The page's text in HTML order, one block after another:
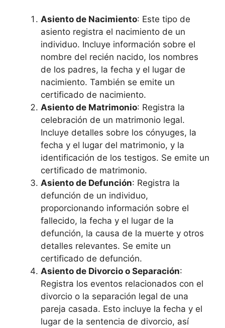
Asiento de Nacimiento: Este tipo de
asiento registra el nacimiento de un
individuo. Incluye información sobre el
nombre del recién nacido, los nombres
de los padres, la fecha y el lugar de
nacimiento. También se emite un
certificado de nacimiento.
Asiento de Matrimonio: Registra la
celebración de un matrimonio legal.
Incluye detalles sobre los cónyuges, la
fecha y el lugar del matrimonio, y la
identificación de los testigos. Se emite un
certificado de matrimonio.
Asiento de Defunción: Registra la
defunción de un individuo,
proporcionando información sobre el
fallecido, la fecha y el lugar de la
defunción, la causa de la muerte y otros
detalles relevantes. Se emite un
certificado de defunción.
Asiento de Divorcio o Separación:
Registra los eventos relacionados con el
divorcio o la separación legal de una
pareja casada. Esto incluye la fecha y el
lugar de la sentencia de divorcio, así